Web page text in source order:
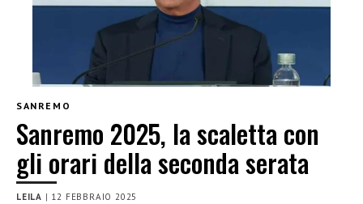
SANREMO
Sanremo 2025, la scaletta con
gli orari della seconda serata
LEILA | 12 FEBBRAIO 2025